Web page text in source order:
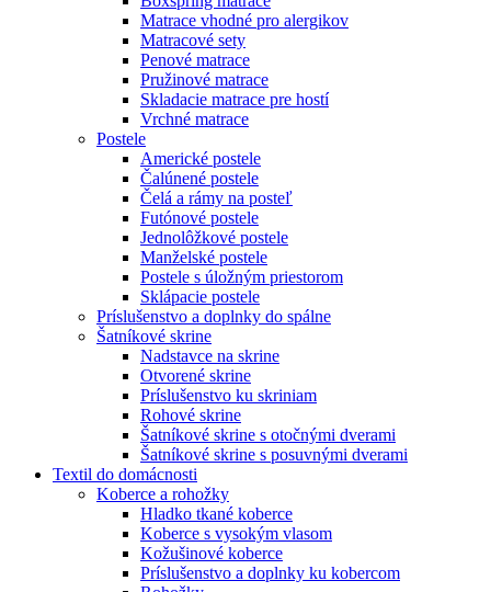
Matrace vhodné pro alergikov
Matracové sety
Penové matrace
Pružinové matrace
Skladacie matrace pre hostí
Vrchné matrace
Postele
Americké postele
Čalúnené postele
Čelá a rámy na posteľ
Futónové postele
Jednolôžkové postele
Manželské postele
Postele s úložným priestorom
Sklápacie postele
Príslušenstvo a doplnky do spálne
Šatníkové skrine
Nadstavce na skrine
Otvorené skrine
Príslušenstvo ku skriniam
Rohové skrine
Šatníkové skrine s otočnými dverami
Šatníkové skrine s posuvnými dverami
Textil do domácnosti
Koberce a rohožky
Hladko tkané koberce
Koberce s vysokým vlasom
Kožušinové koberce
Príslušenstvo a doplnky ku kobercom